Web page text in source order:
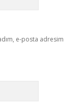
e-posta adresim